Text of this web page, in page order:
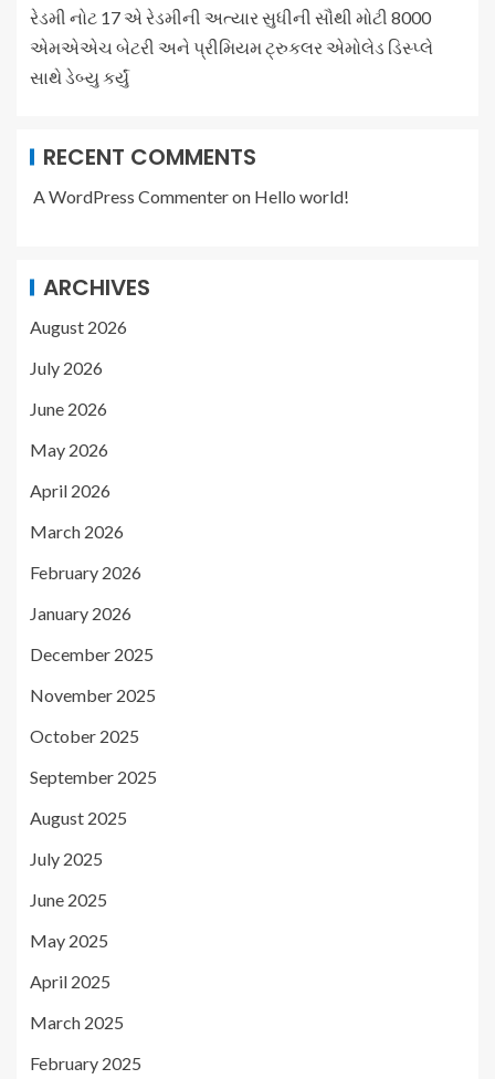
રેડમી નોટ 17 એ રેડમીની અત્યાર સુધીની સૌથી મોટી 8000
એમએએચ બેટરી અને પ્રીમિયમ ટ્રુકલર એમોલેડ ડિસ્પ્લે
સાથે ડેબ્યુ કર્યું
RECENT COMMENTS
A WordPress Commenteron Hello world!
ARCHIVES
August 2026
July 2026
June 2026
May 2026
April 2026
March 2026
February 2026
January 2026
December 2025
November 2025
October 2025
September 2025
August 2025
July 2025
June 2025
May 2025
April 2025
March 2025
February 2025